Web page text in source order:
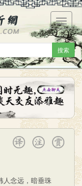
搜索
菜
单
人念远，暗垂珠